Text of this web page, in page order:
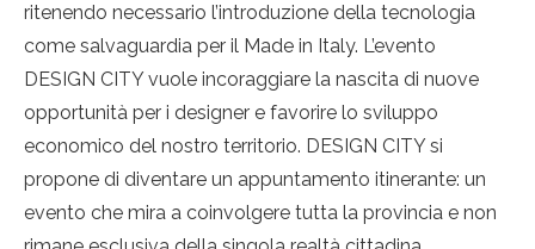
ritenendo necessario l’introduzione della tecnologia
come salvaguardia per il Made in Italy. L’evento
DESIGN CITY vuole incoraggiare la nascita di nuove
opportunità per i designer e favorire lo sviluppo
economico del nostro territorio. DESIGN CITY si
propone di diventare un appuntamento itinerante: un
evento che mira a coinvolgere tutta la provincia e non